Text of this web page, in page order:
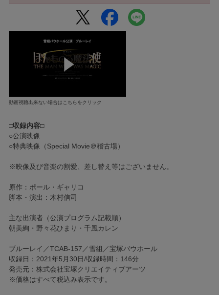
動画視聴出来ない場合はこちらをクリック
□収録内容□
○公演映像
○特典映像（Special Movie＠稽古場）
※映像及び音楽の割愛、差し替え等はございません。
原作：ポール・ギャリコ
脚本・演出：木村信司
主な出演者（公演プログラム記載順）
朝美絢・野々花ひまり・千風カレン
ブルーレイ／TCAB-157／雪組／宝塚バウホール
収録日：2021年5月30日/収録時間：146分
発売元：株式会社宝塚クリエイティブアーツ
※価格はすべて税込み表示です。